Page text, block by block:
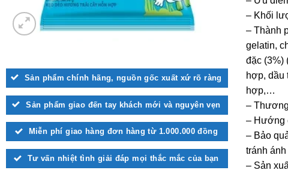
Sản phẩm chính hãng, nguồn gốc xuất xứ rõ ràng
Sản phẩm giao đến tay khách mới và nguyên vẹn
Miễn phí giao hàng đơn hàng từ 1.000.000 đồng
Tư vấn nhiệt tình giải đáp mọi thắc mắc của bạn
– Khối
– Thành
gelatin,
đặc (3%)
hợp, dầu
hợp,…
–
– Hướng
– Bảo
tránh
– Sản